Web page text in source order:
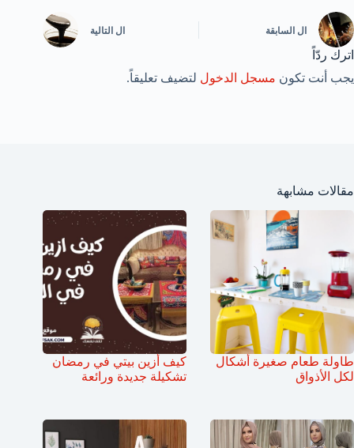
ال السابقة ال التالية
اترك ردّاً
يجب أنت تكون مسجل الدخول لتضيف تعليقاً.
مقالات مشابهة
طاولة طعام صغيرة أشكال
لكل الأذواق
كيف أزين بيتي في رمضان
تشكيلة جديدة ورائعة